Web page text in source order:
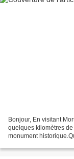
Bonjour, En visitant
quelques kilomètres
monument